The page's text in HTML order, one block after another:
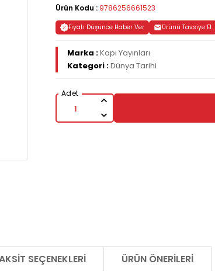
Ürün Kodu : 9786256661523
Fiyatı Düşünce Haber Ver Ürünü Tavsiye Et
Marka :Kapı Yayınları
Kategori :Dünya Tarihi
SEÇENEKLERI ÜRÜN ÖNERILERI